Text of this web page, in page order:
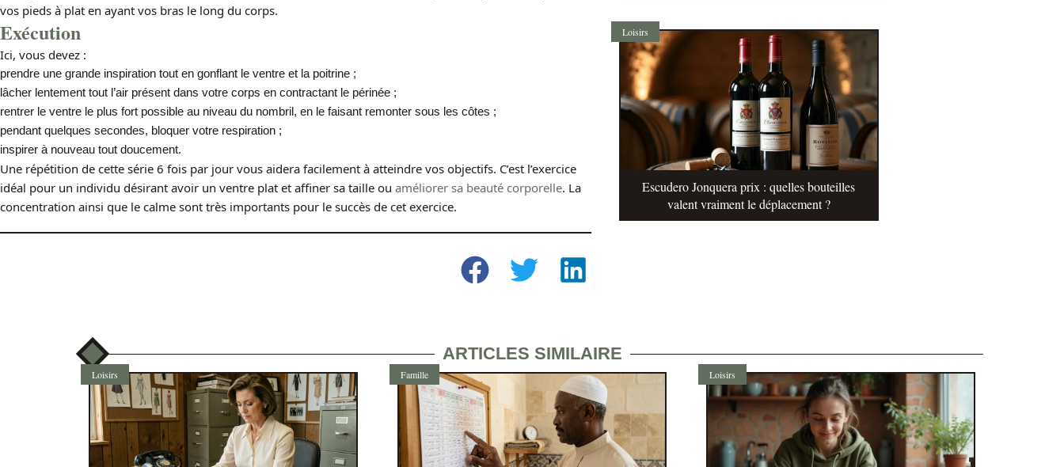
vos pieds à plat en ayant vos bras le long du corps.
Exécution
Ici, vous devez :
prendre une grande inspiration tout en gonflant le ventre et la poitrine ;
lâcher lentement tout l’air présent dans votre corps en contractant le périnée ;
rentrer le ventre le plus fort possible au niveau du nombril, en le faisant remonter sous les côtes ;
pendant quelques secondes, bloquer votre respiration ;
inspirer à nouveau tout doucement.
Une répétition de cette série 6 fois par jour vous aidera facilement à atteindre vos objectifs. C’est l’exercice
idéal pour un individu désirant avoir un ventre plat et affiner sa taille ou améliorer sa beauté corporelle. La
concentration ainsi que le calme sont très importants pour le succès de cet exercice.
Loisirs
Escudero Jonquera prix : quelles bouteilles
valent vraiment le déplacement ?
ARTICLES SIMILAIRE
Loisirs Famille Loisirs